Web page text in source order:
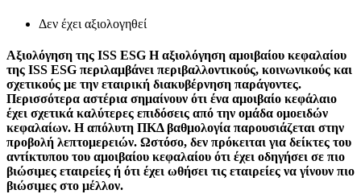
Δεν έχει αξιολογηθεί
Αξιολόγηση της ISS ESG Η αξιολόγηση αμοιβαίου κεφαλαίου
της ISS ESG περιλαμβάνει περιβαλλοντικούς, κοινωνικούς και
σχετικούς με την εταιρική διακυβέρνηση παράγοντες.
Περισσότερα αστέρια σημαίνουν ότι ένα αμοιβαίο κεφάλαιο
έχει σχετικά καλύτερες επιδόσεις από την ομάδα ομοειδών
κεφαλαίων. Η απόλυτη ΠΚΔ βαθμολογία παρουσιάζεται στην
προβολή λεπτομερειών. Ωστόσο, δεν πρόκειται για δείκτες του
αντίκτυπου του αμοιβαίου κεφαλαίου ότι έχει οδηγήσει σε πιο
βιώσιμες εταιρείες ή ότι έχει ωθήσει τις εταιρείες να γίνουν πιο
βιώσιμες στο μέλλον.